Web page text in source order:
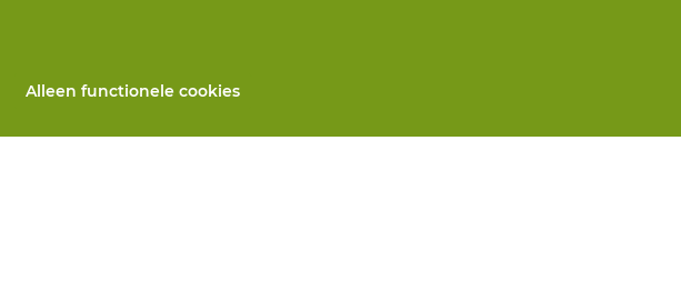
Alleen functionele cookies